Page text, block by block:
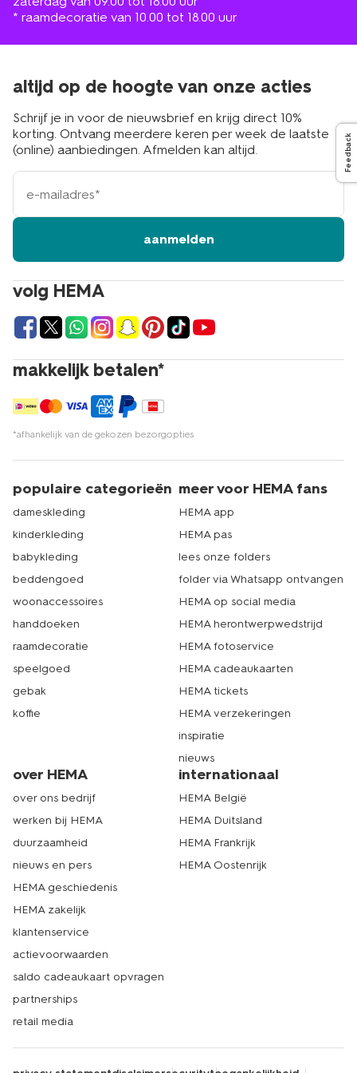
* raamdecoratie van 10.00 tot 18.00 uur
volg HEMA
makkelijk betalen*
*afhankelijk van de gekozen bezorgopties
altijd op de hoogte van onze acties
Schrijf je in voor de nieuwsbrief en krijg direct 10%
korting. Ontvang meerdere keren per week de laatste
(online) aanbiedingen. Afmelden kan altijd.
e-
mailadres
aanmelden
populaire categorieën
dameskleding
kinderkleding
babykleding
beddengoed
woonaccessoires
handdoeken
raamdecoratie
speelgoed
gebak
koffie
meer voor HEMA fans
HEMA app
HEMA pas
lees onze folders
folder via Whatsapp ontvangen
HEMA op social media
HEMA herontwerpwedstrijd
HEMA fotoservice
HEMA cadeaukaarten
HEMA tickets
HEMA verzekeringen
inspiratie
nieuws
over HEMA
over ons bedrijf
werken bij HEMA
duurzaamheid
nieuws en pers
HEMA geschiedenis
HEMA zakelijk
klantenservice
actievoorwaarden
saldo cadeaukaart opvragen
partnerships
retail media
internationaal
HEMA België
HEMA Duitsland
HEMA Frankrijk
HEMA Oostenrijk
Feedback